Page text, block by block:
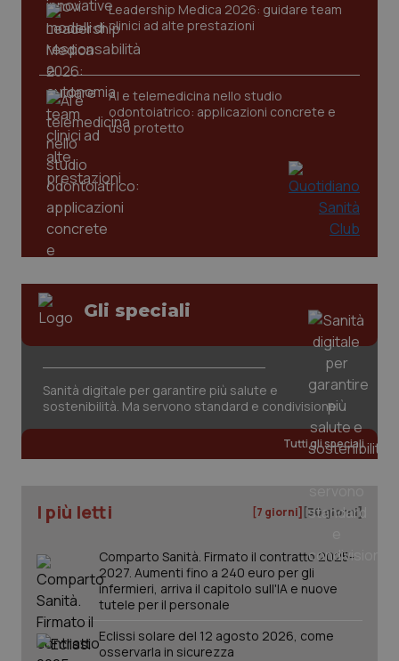
Leadership Medica 2026: guidare team
clinici ad alte prestazioni
AI e telemedicina nello studio
odontoiatrico: applicazioni concrete e
uso protetto
Gli speciali
Sanità digitale per garantire più salute e
sostenibilità. Ma servono standard e condivisione
Tutti gli speciali
I più letti [7 giorni] [30 giorni]
Comparto Sanità. Firmato il contratto 2025-
2027. Aumenti fino a 240 euro per gli
infermieri, arriva il capitolo sull'IA e nuove
tutele per il personale
Eclissi solare del 12 agosto 2026, come
osservarla in sicurezza
tracking-sites-ironfish-
tracking-enable
tracking-sites-ironfish-